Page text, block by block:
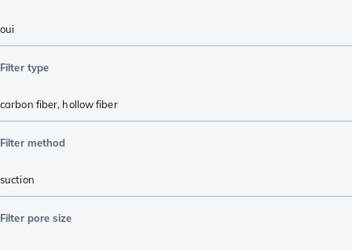
oui
Filter type
carbon fiber, hollow fiber
Filter method
suction
Filter pore size